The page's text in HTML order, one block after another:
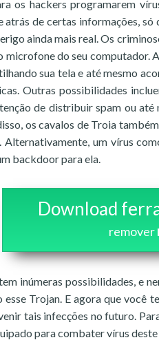
os hackers programarem
atrás de certas informações,
ainda mais real. Os
microfone do seu computador.
sua tela e até mesmo
Outras possibilidades
de distribuir spam ou
os cavalos de Troia
Alternativamente, um vírus
backdoor para ela.
Download
remover
inúmeras possibilidades, e
Trojan. E agora que você
tais infecções no futuro.
para combater vírus